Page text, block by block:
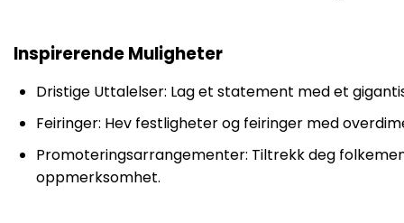
Inspirerende Muligheter
Dristige Uttalelser: Lag et statement med et
Feiringer: Hev festligheter og feiringer med
Promoteringsarrangementer: Tiltrekk deg
oppmerksomhet.